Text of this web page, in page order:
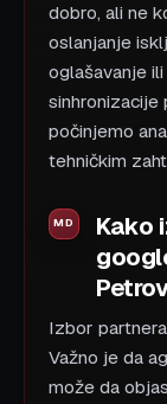
dobro, ali ne
oslanjanje
oglašavanje
sinhronizacije
počinjemo
tehničkim
Kako
Izbor
Važno je da
može da